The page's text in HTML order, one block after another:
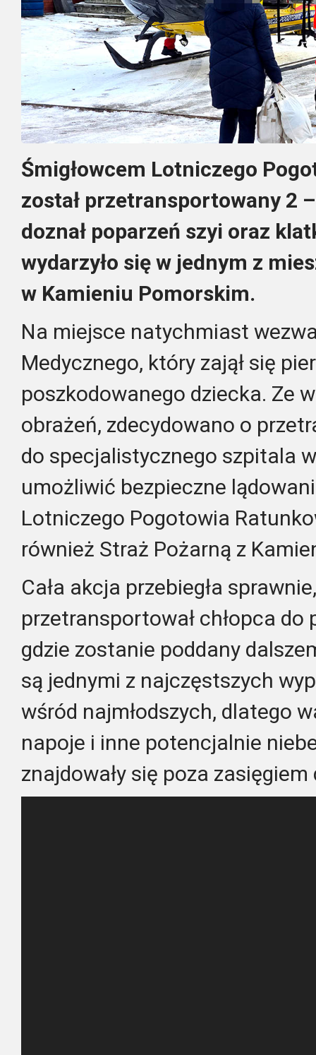
Śmigłowcem Lotniczego
został przetransportowany 2
doznał poparzeń szyi oraz
wydarzyło się w jednym z
w Kamieniu Pomorskim.
Na miejsce natychmiast
Medycznego, który zajął się
poszkodowanego dziecka. Ze
obrażeń, zdecydowano o
do specjalistycznego szpitala
umożliwić bezpieczne
Lotniczego Pogotowia
również Straż Pożarną z
Cała akcja przebiegła
przetransportował chłopca do
gdzie zostanie poddany
są jednymi z najczęstszych
wśród najmłodszych, dlatego
napoje i inne potencjalnie
znajdowały się poza zasięgiem